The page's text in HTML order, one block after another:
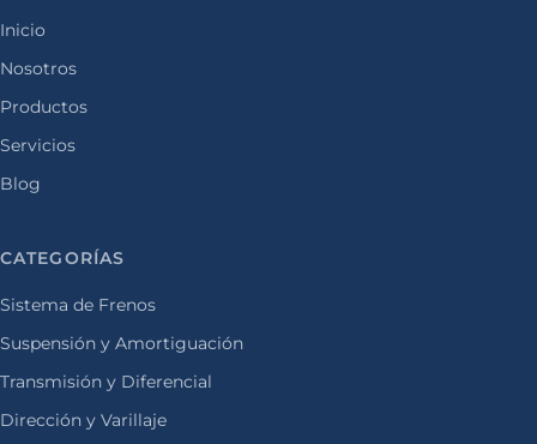
Inicio
Nosotros
Productos
Servicios
Blog
CATEGORÍAS
Sistema de Frenos
Suspensión y Amortiguación
Transmisión y Diferencial
Dirección y Varillaje